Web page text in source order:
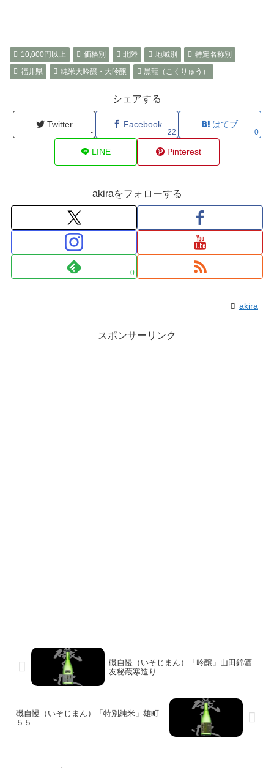
10,000円以上 価格別 北陸 地域別
特定名称別
福井県
純米大吟醸・大吟醸 黒龍（こくりゅう）
シェアする
Twitter
-
Facebook
22
はてブ
0
LINE Pinterest
akiraをフォローする
0
akira
スポンサーリンク
磯自慢（いそじまん）「吟醸」山田錦酒
友秘蔵寒造り
磯自慢（いそじまん）「特別純米」雄町
５５